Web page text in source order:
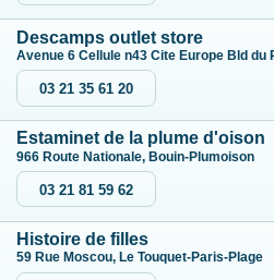
Descamps outlet store
Avenue 6 Cellule n43 Cite Europe Bld du
03 21 35 61 20
Estaminet de la plume d'oison
966 Route Nationale, Bouin-Plumoison
03 21 81 59 62
Histoire de filles
59 Rue Moscou, Le Touquet-Paris-Plage